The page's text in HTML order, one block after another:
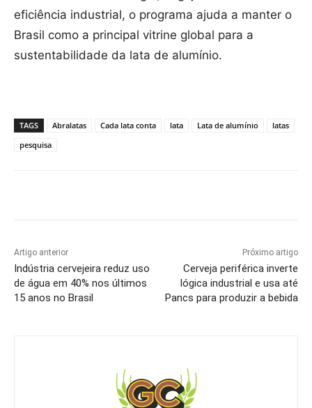
eficiência industrial, o programa ajuda a manter o
Brasil como a principal vitrine global para a
sustentabilidade da lata de alumínio.
TAGS Abralatas Cada lata conta lata Lata de alumínio
latas
pesquisa
Artigo anterior
Indústria cervejeira reduz uso
de água em 40% nos últimos
15 anos no Brasil
Próximo artigo
Cerveja periférica inverte
lógica industrial e usa até
Pancs para produzir a bebida